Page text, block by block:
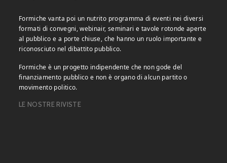
Formiche vanta poi un nutrito programma di eventi nei diversi
formati di convegni, webinair, seminari e tavole rotonde aperte
al pubblico e a porte chiuse, che hanno un ruolo importante e
riconosciuto nel dibattito pubblico.
Formiche è un progetto indipendente che non gode del
finanziamento pubblico e non è organo di alcun partito o
movimento politico.
LE NOSTRE RIVISTE